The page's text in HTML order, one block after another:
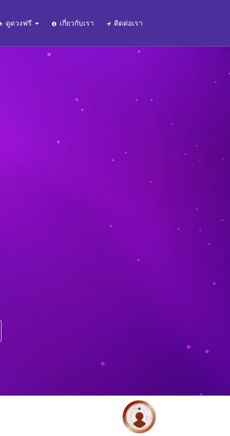
ดูดวงฟรี เกี่ยวกับเรา ติดต่อเรา